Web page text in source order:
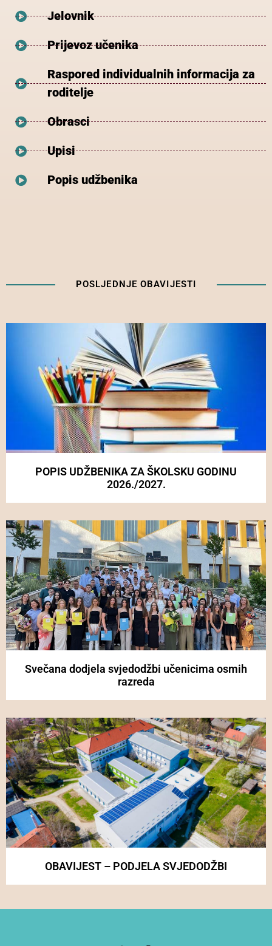
Jelovnik
Prijevoz učenika
Raspored individualnih informacija za
roditelje
Obrasci
Upisi
Popis udžbenika
POSLJEDNJE OBAVIJESTI
POPIS UDŽBENIKA ZA ŠKOLSKU GODINU
2026./2027.
Svečana dodjela svjedodžbi učenicima osmih
razreda
OBAVIJEST – PODJELA SVJEDODŽBI